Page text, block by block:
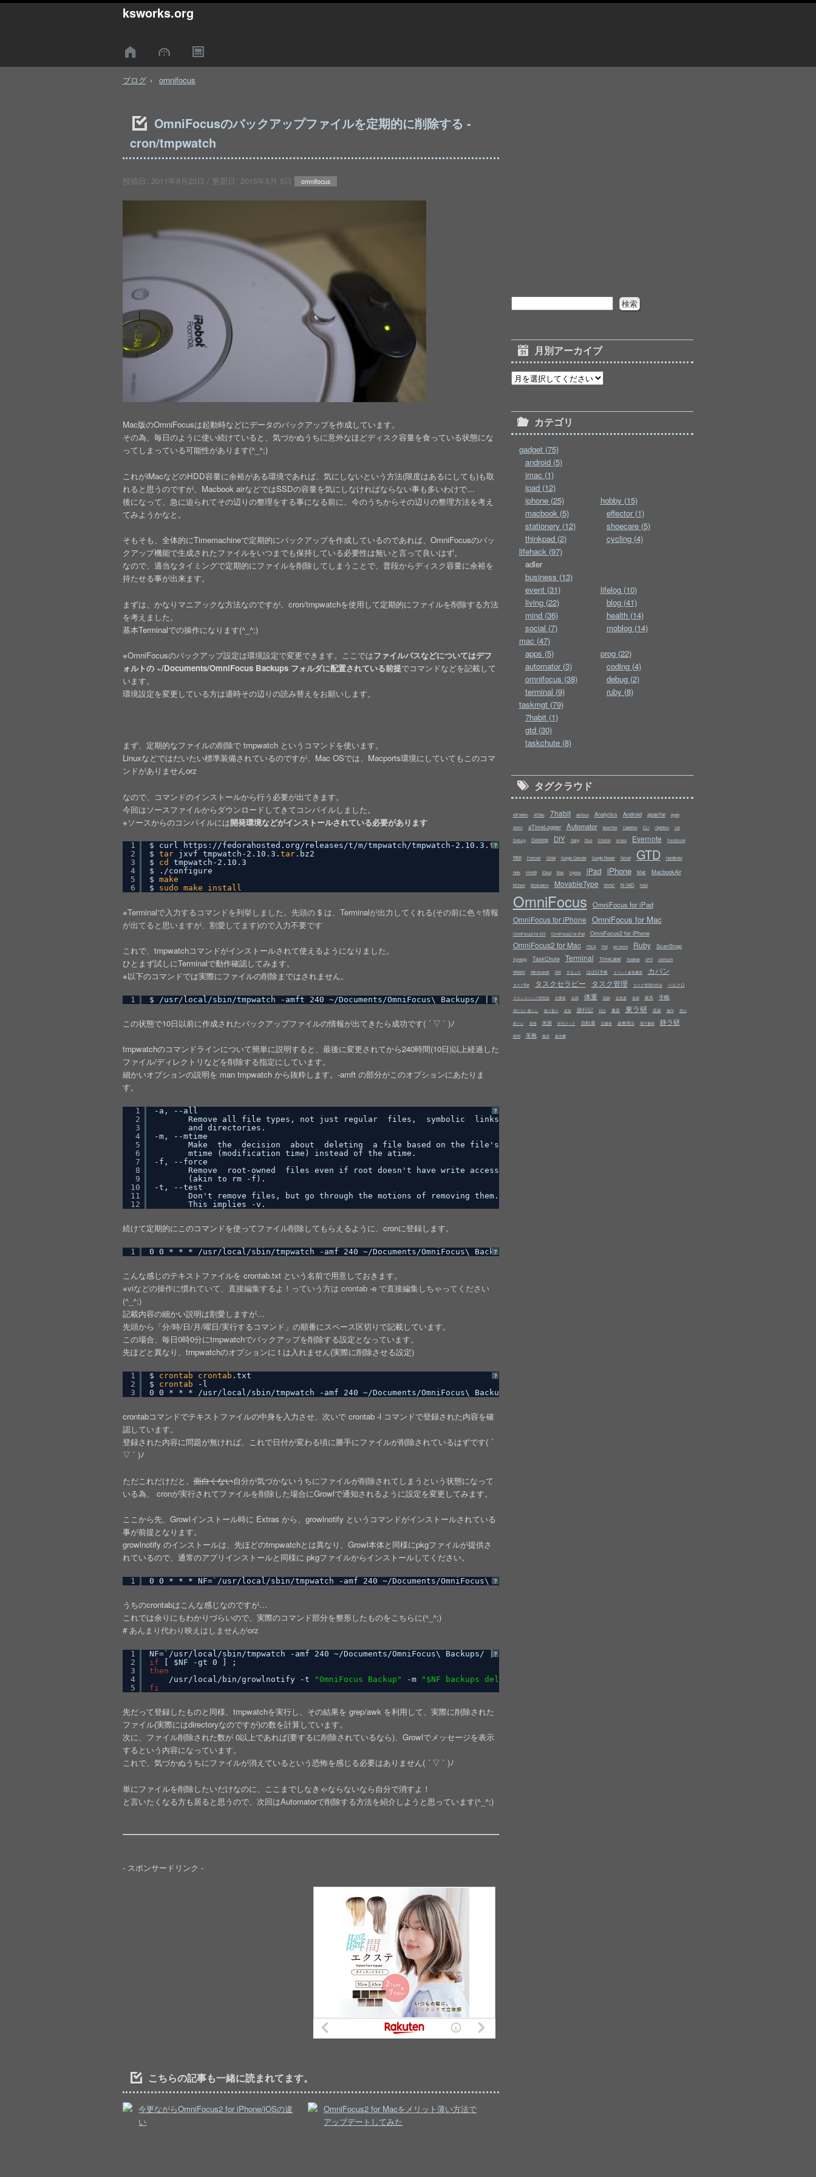
ksworks.org
ブログ omnifocus
OmniFocusのバックアップファイルを定期的に削除する -
cron/tmpwatch
投稿日: 2011年8月23日 / 更新日: 2015年5月 5日 omnifocus
Mac版のOmniFocusは起動時などにデータのバックアップを作成しています。
その為、毎日のように使い続けていると、気づかぬうちに意外なほどディスク容量を食っている状態にな
ってしまっている可能性があります(^_^;)
これがiMacなどのHDD容量に余裕がある環境であれば、気にしないという方法(限度はあるにしても)も取
れると思うのですが、Macbook airなどではSSDの容量を気にしなければならない事も多いわけで…
後になって、急に迫られてその辺りの整理をする事になる前に、今のうちからその辺りの整理方法を考え
てみようかなと。
そもそも、全体的にTimemachineで定期的にバックアップを作成しているのであれば、OmniFocusのバッ
クアップ機能で生成されたファイルをいつまでも保持している必要性は無いと言って良いはず。
なので、適当なタイミングで定期的にファイルを削除してしまうことで、普段からディスク容量に余裕を
持たせる事が出来ます。
まずは、かなりマニアックな方法なのですが、cron/tmpwatchを使用して定期的にファイルを削除する方法
を考えました。
基本Terminalでの操作になります(^_^;)
※OmniFocusのバックアップ設定は環境設定で変更できます。ここではファイルパスなどについてはデフ
ォルトの ~/Documents/OmniFocus Backups フォルダに配置されている前提でコマンドなどを記載して
います。
環境設定を変更している方は適時その辺りの読み替えをお願いします。
まず、定期的なファイルの削除で tmpwatch というコマンドを使います。
Linuxなどではだいたい標準装備されているのですが、Mac OSでは、Macports環境にしていてもこのコマ
ンドがありませんorz
なので、コマンドのインストールから行う必要が出てきます。
今回はソースファイルからダウンロードしてきてコンパイルしました。
※ソースからのコンパイルには開発環境などがインストールされている必要があります
?
1
2
3
4
5
6
$ curl https: //fedorahosted .org/releases/t/m/tmpwatch/tmpwatch-2 .10.3. tar .bz2 > tmpwatch-2.10.3. tar .bz
$ tar jxvf tmpwatch-2.10.3. tar.bz2
$ cd
tmpwatch-2.10.3
$ . /configure
$ make
$ sudo make install
※Terminalで入力するコマンドを列挙しました。先頭の $ は、Terminalが出力してくれる(その前に色々情報
が出てると思いますが、割愛してます)ので入力不要です
これで、tmpwatchコマンドがインストールされて使えるようになりました。
ひとまず試しにTerminalで動作確認してみます。
※以下のコマンドでは実際にファイルの削除まではされません。
?
1 $ /usr/local/sbin/tmpwatch -amft 240 ~/Documents/OmniFocus\ Backups/ | grep directory
この状態で10日以前に作成されたバックアップファイルの情報が出てきたら成功です( ´ ▽ ` )ﾉ
tmpwatchのコマンドラインについて簡単に説明すると、最後に変更されてから240時間(10日)以上経過した
ファイル/ディレクトリなどを削除する指定にしています。
細かいオプションの説明を man tmpwatch から抜粋します。-amft の部分がこのオプションにあたりま
す。
?
1
2
3
4
5
6
7
8
9
10
11
12
-a, --all
Remove all file types, not just regular  files,  symbolic  links
and directories.
-m, --mtime
Make  the  decision  about  deleting  a file based on the file's
mtime (modification time) instead of the atime.
-f, --force
Remove  root-owned  files even if root doesn't have write access
(akin to rm -f).
-t, --test
Don't remove files, but go through the motions of removing them.
This implies -v.
続けて定期的にこのコマンドを使ってファイル削除してもらえるように、cronに登録します。
?
1 0 0 * * * /usr/local/sbin/tmpwatch -amf 240 ~/Documents/OmniFocus\ Backups/ 2&>1 > /dev/null
こんな感じのテキストファイルを crontab.txt という名前で用意しておきます。
※viなどの操作に慣れていて、直接編集するよ！っていう方は crontab -e で直接編集しちゃってください
(^_^;)
記載内容の細かい説明は割愛しますが…
先頭から「分/時/日/月/曜日/実行するコマンド」の順番にスペース区切りで記載しています。
この場合、毎日0時0分にtmpwatchでバックアップを削除する設定となっています。
先ほどと異なり、tmpwatchのオプションに t は入れません(実際に削除させる設定)
?
1
2
3
$ crontab crontab .txt
$ crontab
-l
0 0 * * *
/usr/local/sbin/tmpwatch -amf 240 ~/Documents/OmniFocus\ Backups/ 2&>1 >
crontabコマンドでテキストファイルの中身を入力させ、次いで crontab -l コマンドで登録された内容を確
認しています。
登録された内容に問題が無ければ、これで日付が変わる頃に勝手にファイルが削除されているはずです( ´
▽ ` )ﾉ
ただこれだけだと、面白くない自分が気づかないうちにファイルが削除されてしまうという状態になって
いる為、 cronが実行されてファイルを削除した場合にGrowlで通知されるように設定を変更してみます。
ここから先、Growlインストール時に Extras から、growlnotify というコマンドがインストールされている
事が前提となります。
growlnotify のインストールは、先ほどのtmpwatchとは異なり、Growl本体と同様にpkgファイルが提供さ
れているので、通常のアプリインストールと同様に pkgファイルからインストールしてください。
?
1 0 0 * * * NF=`/usr/local/sbin/tmpwatch -amf 240 ~/Documents/OmniFocus\ Backups/ | grep -e '^removing directory' | awk 'END {print
うちのcrontabはこんな感じなのですが…
これでは余りにもわかりづらいので、実際のコマンド部分を整形したものをこちらに(^_^;)
# あんまり代わり映えはしませんがorz
?
1
2
3
4
5
NF=` /usr/local/sbin/tmpwatch -amf 240 ~/Documents/OmniFocus\ Backups/ |
if
[ $NF -gt 0 ] ;
then
/usr/local/bin/growlnotify
-t "OmniFocus Backup" -m "$NF backups deleted."
fi
先だって登録したものと同様、tmpwatchを実行し、その結果を grep/awk を利用して、実際に削除された
ファイル(実際にはdirectoryなのですが)の数を計算しています。
次に、ファイル削除された数が 0以上であれば(要するに削除されているなら)、Growlでメッセージを表示
するという内容になっています。
これで、気づかぬうちにファイルが消えているという恐怖を感じる必要はありません( ´ ▽ ` )ﾉ
単にファイルを削除したいだけなのに、ここまでしなきゃならないなら自分で消すよ！
と言いたくなる方も居ると思うので、次回はAutomatorで削除する方法を紹介しようと思っています(^_^;)
- スポンサードリンク -
こちらの記事も一緒に読まれてます。
今更ながらOmniFocus2 for iPhone/iOSの違
い
OmniFocus2 for Macをメリット薄い方法で
アップデートしてみた
月別アーカイブ
カテゴリ
gadget (75)
android (5)
imac (1)
ipad (12)
iphone (25)
macbook (5)
stationery (12)
thinkpad (2)
hobby (15)
effector (1)
shoecare (5)
cycling (4)
lifehack (97)
adler
business (13)
event (31)
living (22)
mind (36)
social (7)
lifelog (10)
blog (41)
health (14)
moblog (14)
mac (47)
apps (5)
automator (3)
omnifocus (38)
terminal (9)
prog (22)
coding (4)
debug (2)
ruby (8)
taskmgt (79)
7habit (1)
gtd (30)
taskchute (8)
タグクラウド
43Folders 43Tabs 7habit abrAsus Analytics Android apache Apple
Aterm aTimeLogger Automator bison/flex CableBox CLI ClipMenu curl
Debug Desktop DIY Doing Due Echofon emacs Evernote Facebook
fitbit Forecast GMail Google Calendar Google Reader Growl GTD Handbrake
Helix HHKB iCloud iMac Ingress iPad iPhone Mac MacbookAir
MChute Moleskine MovableType MVNO N-04D NAS
OmniFocus OmniFocus for iPad
OmniFocus for iPhone OmniFocus for Mac
OmniFocus2 for iOS OmniFocus2 for iPad OmniFocus2 for iPhone
OmniFocus2 for Mac PDCA Perl prc-ecma Ruby ScanSnap
Synology TaskChute Terminal TimeLabel Toodledo UPS ustream
WiMAX Windows8 X60 するぷろ ほぼ日手帳 イベント参加履歴 カバン
タスクBar タスクセラピー タスク管理 タスク管理分科会 ベルクロ
マインドハック研究会 仕事術 企画 体重 収納 合気道 名刺 家具 手帳
持たない暮らし 振り返り 改造 旅行記 日記 書斎 東ラ研 温泉 無印 登山
筋トレ 箱根 米国 自宅ラック 自転車 読書術 超整理法 電子書籍 静ラ研
静岡 革靴 風邪 食洗機